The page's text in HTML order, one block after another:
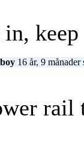
16 år, 9 månader